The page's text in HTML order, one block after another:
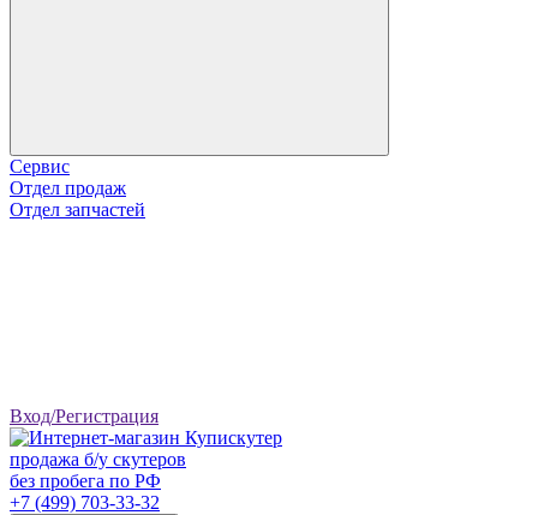
Сервис
Отдел продаж
Отдел запчастей
Вход/Регистрация
продажа б/у скутеров
без пробега по РФ
+7 (499) 703-33-32